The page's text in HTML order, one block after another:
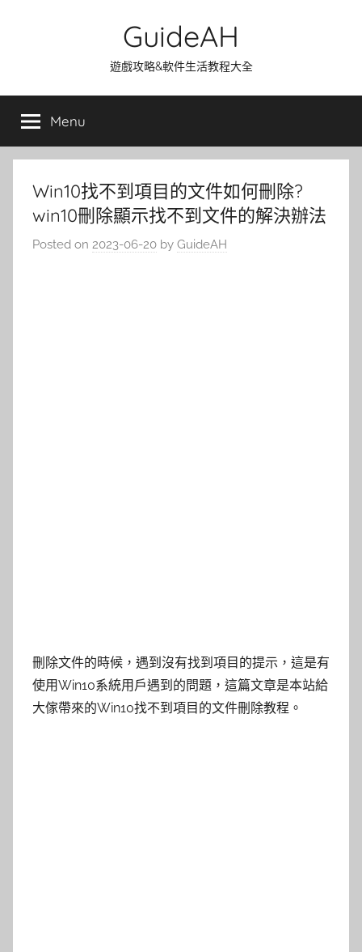
GuideAH
遊戲攻略&軟件生活教程大全
Menu
Win10找不到項目的文件如何刪除?
win10刪除顯示找不到文件的解決辦法
Posted on 2023-06-20 by GuideAH
刪除文件的時候，遇到沒有找到項目的提示，這是有
使用Win10系統用戶遇到的問題，這篇文章是本站給
大傢帶來的Win10找不到項目的文件刪除教程。